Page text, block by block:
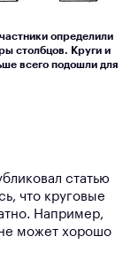
определили
столбцов. Круги и
всего подошли для
статью
что круговые
Например,
не может хорошо